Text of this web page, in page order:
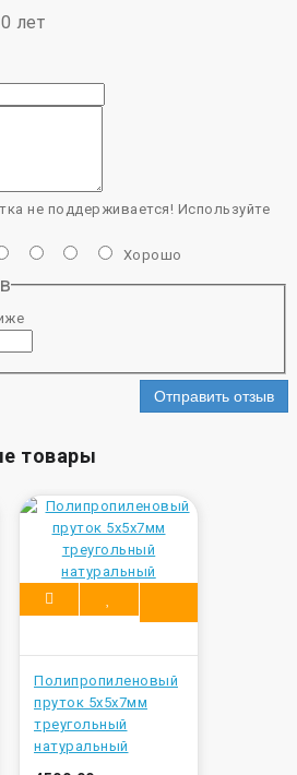
лет
не поддерживается! Используйте
Хорошо
Отправить отзыв
товары
Полипропиленовый
пруток 5х5х7мм
треугольный
натуральный